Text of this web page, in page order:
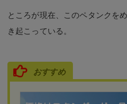
ところが現在、このペタンクを
き起こっている。
おすすめ